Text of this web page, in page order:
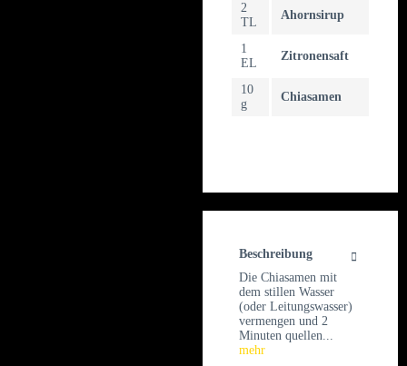
2
TL
Ahornsirup
1
EL
Zitronensaft
10
g
Chiasamen
Beschreibung
Die Chiasamen mit
dem stillen Wasser
(oder Leitungswasser)
vermengen und 2
Minuten quellen...
mehr